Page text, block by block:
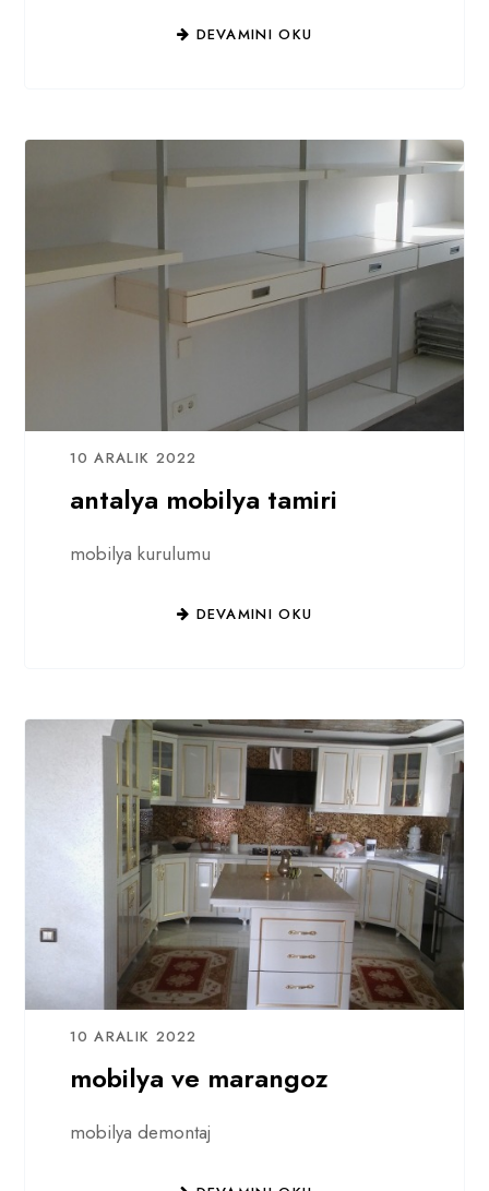
DEVAMINI OKU
10 ARALIK 2022
antalya mobilya tamiri
mobilya kurulumu
DEVAMINI OKU
10 ARALIK 2022
mobilya ve marangoz
mobilya demontaj